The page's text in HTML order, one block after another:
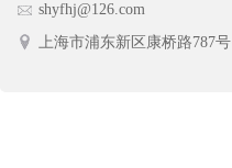
shyfhj@126.com
上海市浦东新区康桥路787号